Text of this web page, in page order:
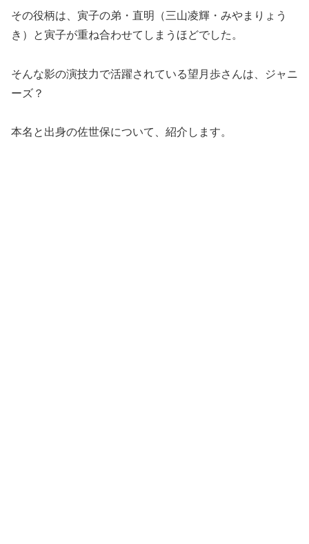
その役柄は、寅子の弟・直明（三山凌輝・みやまりょう
き）と寅子が重ね合わせてしまうほどでした。
そんな影の演技力で活躍されている望月歩さんは、ジャニ
ーズ？
本名と出身の佐世保について、紹介します。